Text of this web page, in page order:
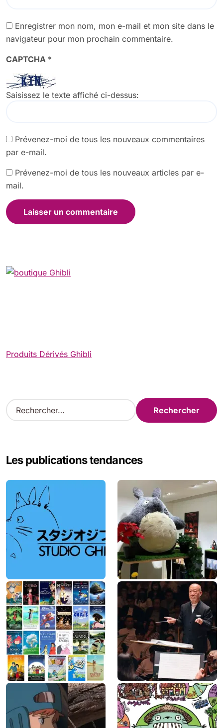
Enregistrer mon nom, mon e-mail et mon site dans le
navigateur pour mon prochain commentaire.
CAPTCHA *
Saisissez le texte affiché ci-dessus:
Prévenez-moi de tous les nouveaux commentaires
par e-mail.
Prévenez-moi de tous les nouveaux articles par e-
mail.
Produits Dérivés Ghibli
R
e
r
h
:
Les publications tendances